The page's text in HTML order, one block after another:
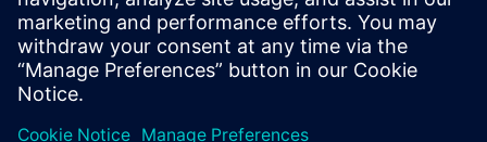
Pretplatite se